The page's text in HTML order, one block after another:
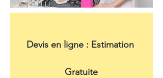
Devis en ligne : Estimation
Gratuite